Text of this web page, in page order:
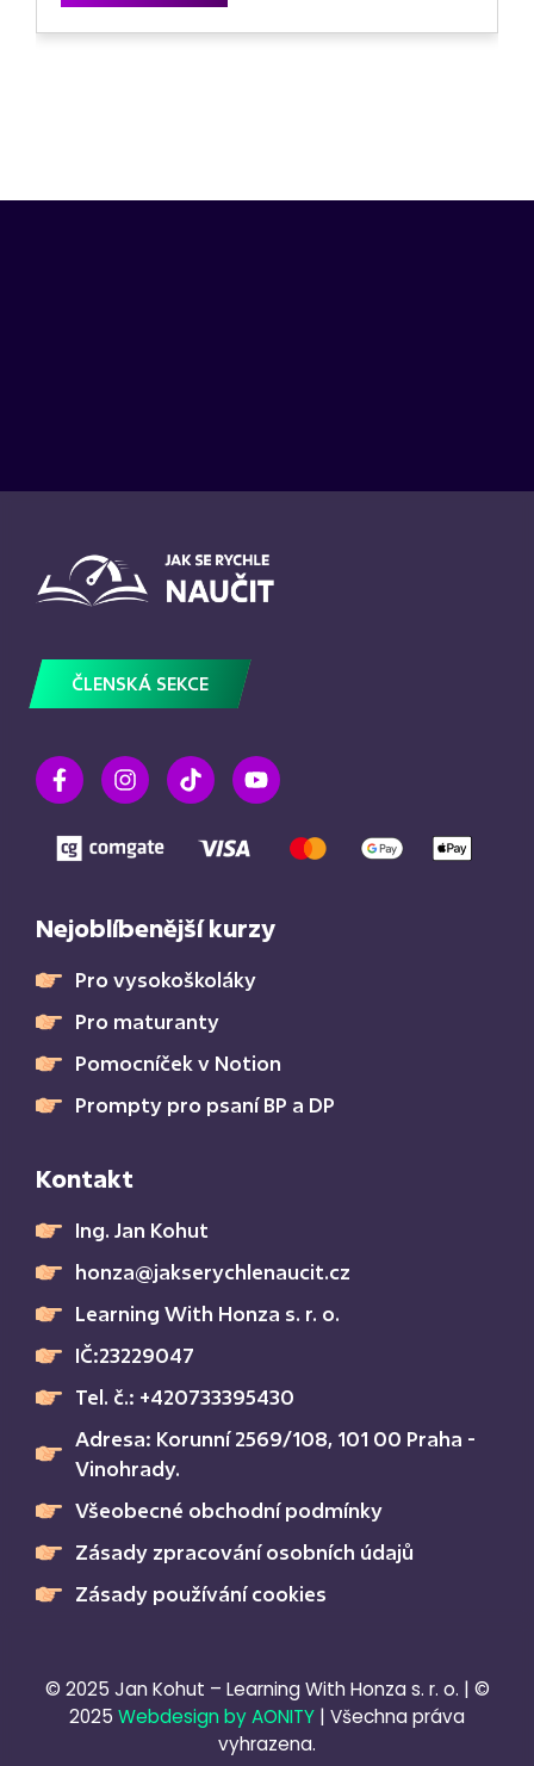
ČLENSKÁ SEKCE
Nejoblíbenější kurzy
Pro vysokoškoláky
Pro maturanty
Pomocníček v Notion
Prompty pro psaní BP a DP
Kontakt
Ing. Jan Kohut
honza@jakserychlenaucit.cz
Learning With Honza s. r. o.
IČ:23229047
Tel. č.: +420733395430
Adresa: Korunní 2569/108, 101 00 Praha -
Vinohrady.
Všeobecné obchodní podmínky
Zásady zpracování osobních údajů
Zásady používání cookies
© 2025 Jan Kohut – Learning With Honza s. r. o. | ©
2025 Webdesign by AONITY | Všechna práva
vyhrazena.